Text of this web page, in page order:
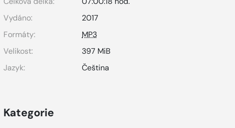
Vydáno:
2017
Formáty:
MP3
Velikost:
397 MiB
Jazyk:
Čeština
Kategorie